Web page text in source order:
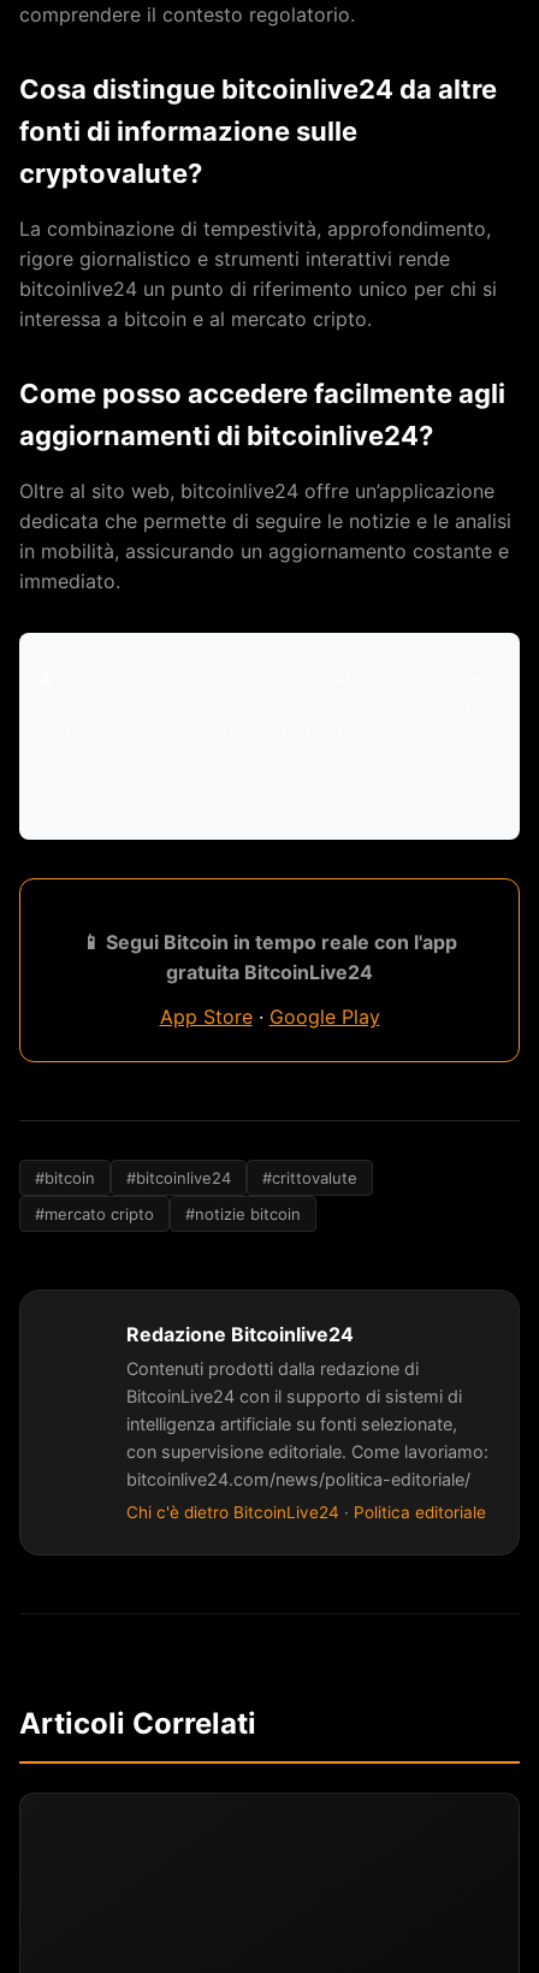
comprendere il contesto regolatorio.
Cosa distingue bitcoinlive24 da altre
fonti di informazione sulle
cryptovalute?
La combinazione di tempestività, approfondimento,
rigore giornalistico e strumenti interattivi rende
bitcoinlive24 un punto di riferimento unico per chi si
interessa a bitcoin e al mercato cripto.
Come posso accedere facilmente agli
aggiornamenti di bitcoinlive24?
Oltre al sito web, bitcoinlive24 offre un’applicazione
dedicata che permette di seguire le notizie e le analisi
in mobilità, assicurando un aggiornamento costante e
immediato.
📱 Segui Bitcoin in tempo reale con l'app
gratuita BitcoinLive24
App Store· Google Play
#bitcoin #bitcoinlive24
#crittovalute
#mercato cripto
#notizie bitcoin
Redazione Bitcoinlive24
Contenuti prodotti dalla redazione di
BitcoinLive24 con il supporto di sistemi di
intelligenza artificiale su fonti selezionate,
con supervisione editoriale. Come lavoriamo:
bitcoinlive24.com/news/politica-editoriale/
Chi c'è dietro BitcoinLive24 · Politica editoriale
Articoli Correlati